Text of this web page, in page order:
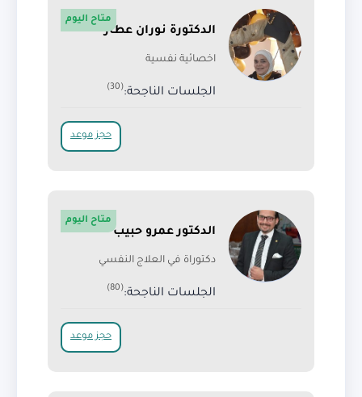
الدكتورة نوران عطار
اخصائية نفسية
الجلسات الناجحة:(30)
متاح اليوم
حجز موعد
الدكتور عمرو حبيب
دكتوراة في العلاج النفسي
الجلسات الناجحة:(80)
متاح اليوم
حجز موعد